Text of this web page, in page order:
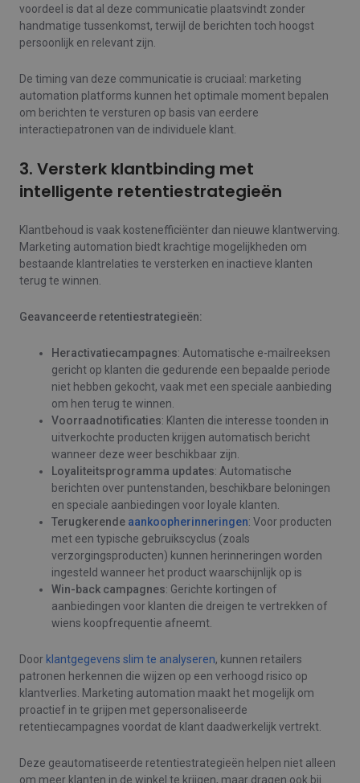
voordeel is dat al deze communicatie plaatsvindt zonder
handmatige tussenkomst, terwijl de berichten toch hoogst
persoonlijk en relevant zijn.
De timing van deze communicatie is cruciaal: marketing
automation platforms kunnen het optimale moment bepalen
om berichten te versturen op basis van eerdere
interactiepatronen van de individuele klant.
3. Versterk klantbinding met
intelligente retentiestrategieën
Klantbehoud is vaak kostenefficiënter dan nieuwe klantwerving.
Marketing automation biedt krachtige mogelijkheden om
bestaande klantrelaties te versterken en inactieve klanten
terug te winnen.
Geavanceerde retentiestrategieën:
Heractivatiecampagnes: Automatische e-mailreeksen
gericht op klanten die gedurende een bepaalde periode
niet hebben gekocht, vaak met een speciale aanbieding
om hen terug te winnen.
Voorraadnotificaties: Klanten die interesse toonden in
uitverkochte producten krijgen automatisch bericht
wanneer deze weer beschikbaar zijn.
Loyaliteitsprogramma updates: Automatische
berichten over puntenstanden, beschikbare beloningen
en speciale aanbiedingen voor loyale klanten.
Terugkerende aankoopherinneringen: Voor producten
met een typische gebruikscyclus (zoals
verzorgingsproducten) kunnen herinneringen worden
ingesteld wanneer het product waarschijnlijk op is
Win-back campagnes: Gerichte kortingen of
aanbiedingen voor klanten die dreigen te vertrekken of
wiens koopfrequentie afneemt.
Door klantgegevens slim te analyseren, kunnen retailers
patronen herkennen die wijzen op een verhoogd risico op
klantverlies. Marketing automation maakt het mogelijk om
proactief in te grijpen met gepersonaliseerde
retentiecampagnes voordat de klant daadwerkelijk vertrekt.
Deze geautomatiseerde retentiestrategieën helpen niet alleen
om meer klanten in de winkel te krijgen, maar dragen ook bij